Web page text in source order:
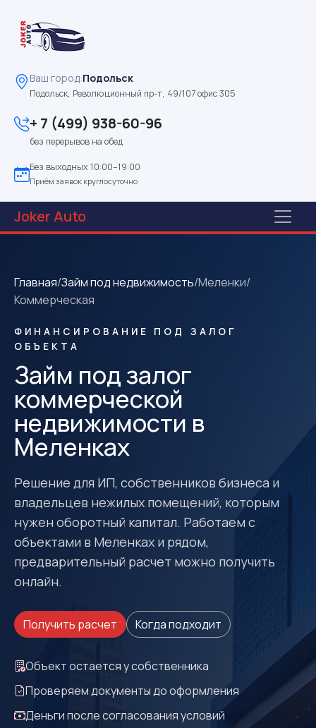
Ваш город:Подольск
Подольск, Революционный пр-т, 49/107 офис 305
+ 7 (499) 938-60-96
без перерывов на обед
Без выходных 10:00–19:00
Приём заявок круглосуточно
JokerAuto
Главная/Займ под недвижимость/Меленки/
Коммерческая
ФИНАНСИРОВАНИЕ ПОД ЗАЛОГ
ОБЪЕКТА
Займ под залог
коммерческой
недвижимости в
Меленках
Решение для ИП, собственников бизнеса и
владельцев нежилых помещений, которым
нужен оборотный капитал. Работаем с
объектами в Меленках и рядом,
предварительный расчет можно получить
онлайн.
Получить расчет Когда подходит
Объект остается у собственника
Проверяем документы до оформления
Деньги после согласования условий